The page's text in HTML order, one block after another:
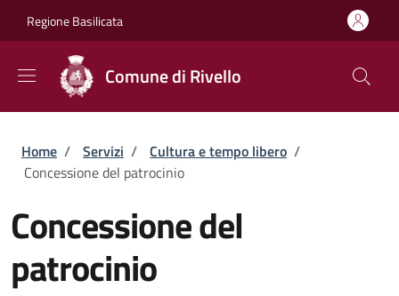
Regione Basilicata
Comune di Rivello
Briciole di pane
Home / Servizi / Cultura e tempo libero /
Concessione del patrocinio
Concessione del
patrocinio